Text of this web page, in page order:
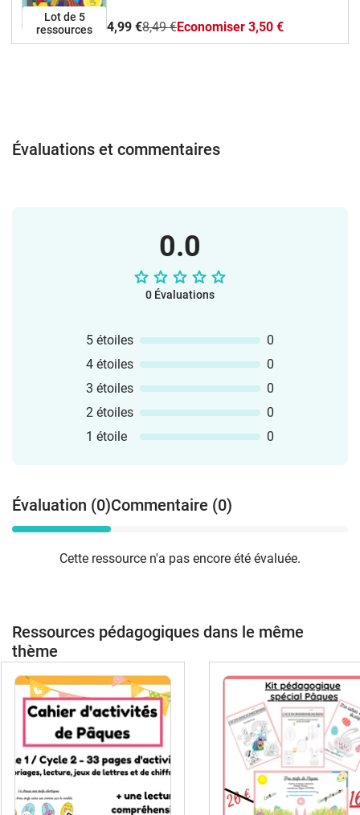
Lot de 5
ressources
4,99 €8,49 €Economiser 3,50 €
Évaluations et commentaires
0.0
0 Évaluations
5 étoiles
0
4 étoiles
0
3 étoiles
0
2 étoiles
0
1 étoile
0
Évaluation (0)Commentaire (0)
Cette ressource n'a pas encore été évaluée.
Ressources pédagogiques dans le même
thème